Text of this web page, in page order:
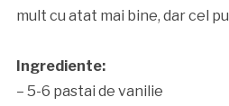
mult cu atat mai bine, dar cel
Ingrediente:
– 5-6 pastai de vanilie